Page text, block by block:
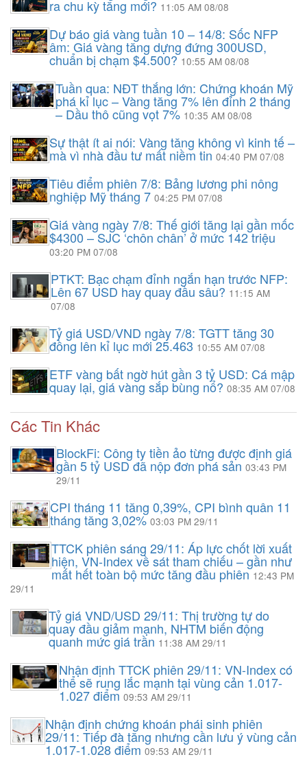
ra chu kỳ tăng mới? 11:05 AM 08/08
Dự báo giá vàng tuần 10 – 14/8: Sốc NFP
âm: Giá vàng tăng dựng đứng 300USD,
chuẩn bị chạm $4.500?10:55 AM 08/08
Tuần qua: NĐT thắng lớn: Chứng khoán Mỹ
phá kỉ lục – Vàng tăng 7% lên đỉnh 2 tháng
– Dầu thô cũng vọt 7% 10:35 AM 08/08
Sự thật ít ai nói: Vàng tăng không vì kinh tế –
mà vì nhà đầu tư mất niềm tin 04:40 PM 07/08
Tiêu điểm phiên 7/8: Bảng lương phi nông
nghiệp Mỹ tháng 7 04:25 PM 07/08
Giá vàng ngày 7/8: Thế giới tăng lại gần mốc
$4300 – SJC ‘chôn chân’ ở mức 142 triệu
03:20 PM 07/08
PTKT: Bạc chạm đỉnh ngắn hạn trước NFP:
Lên 67 USD hay quay đầu sâu? 11:15 AM
07/08
Tỷ giá USD/VND ngày 7/8: TGTT tăng 30
đồng lên kỉ lục mới 25.463 10:55 AM 07/08
ETF vàng bất ngờ hút gần 3 tỷ USD: Cá mập
quay lại, giá vàng sắp bùng nổ? 08:35 AM 07/08
Các Tin Khác
BlockFi: Công ty tiền ảo từng được định giá
gần 5 tỷ USD đã nộp đơn phá sản03:43 PM
29/11
CPI tháng 11 tăng 0,39%, CPI bình quân 11
tháng tăng 3,02%03:03 PM 29/11
TTCK phiên sáng 29/11: Áp lực chốt lời xuất
hiện, VN-Index về sát tham chiếu – gần như
mất hết toàn bộ mức tăng đầu phiên12:43 PM
29/11
Tỷ giá VND/USD 29/11: Thị trường tự do
quay đầu giảm mạnh, NHTM biến động
quanh mức giá trần 11:38 AM 29/11
Nhận định TTCK phiên 29/11: VN-Index có
thể sẽ rung lắc mạnh tại vùng cản 1.017-
1.027 điểm 09:53 AM 29/11
Nhận định chứng khoán phái sinh phiên
29/11: Tiếp đà tăng nhưng cần lưu ý vùng cản
1.017-1.028 điểm 09:53 AM 29/11